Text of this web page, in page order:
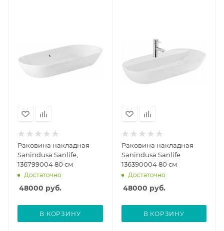
Раковина накладная
Sanindusa Sanlife,
136799004 80 см
Достаточно
48000 руб.
В КОРЗИНУ
Раковина накладная
Sanindusa Sanlife
136390004 80 см
Достаточно
48000 руб.
В КОРЗИНУ